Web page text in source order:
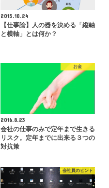
2015.10.24
【仕事論】人の器を決める「縦軸
と横軸」とは何か？
お金
2016.8.23
会社の仕事のみで定年まで生きる
リスク。定年までに出来る３つの
対抗策
会社員のヒント